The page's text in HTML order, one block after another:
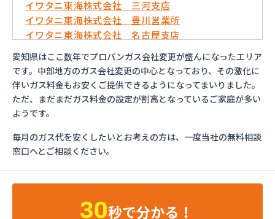
イワタニ東海株式会社 三河支店
イワタニ東海株式会社 豊川営業所
イワタニ東海株式会社 名古屋支店
イワタニ東海株式会社 名古屋南営業所
およべプロパン
ガスショップイチカワ
ガステックサービス株式会社 安城営業所
ガステックサービス株式会社 西三河支店
ガステックサービス株式会社 蒲郡営業所
ガステックサービス株式会社 吉良営業所
ガステックサービス株式会社 新城営業所
ガステックサービス株式会社 西尾営業所
ガステックサービス株式会社 尾張支店 春日井営
愛知県はここ数年でプロパンガス会社変更が盛んになったエリア
です。中部地方のガス会社変更の中心となっており、その激化に
伴いガス料金もお安くご提供できるようになってまいりました。
ただ、まだまだガス料金の設定が割高となっているご家庭が多い
ようです。
毎月のガス代を安くしたいとお考えの方は、一度当社の無料相談
窓口へとご相談ください。